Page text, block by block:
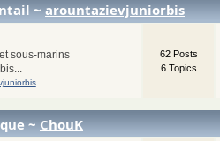
~arountazievjuniorbis
sous-marins
62 Posts
6 Topics
~ChouK